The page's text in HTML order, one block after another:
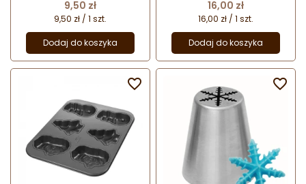
Cena
9,50 zł
9,50 zł / 1 szt.
Dodaj do koszyka
Cena
16,00 zł
16,00 zł / 1 szt.
Dodaj do koszyka
 